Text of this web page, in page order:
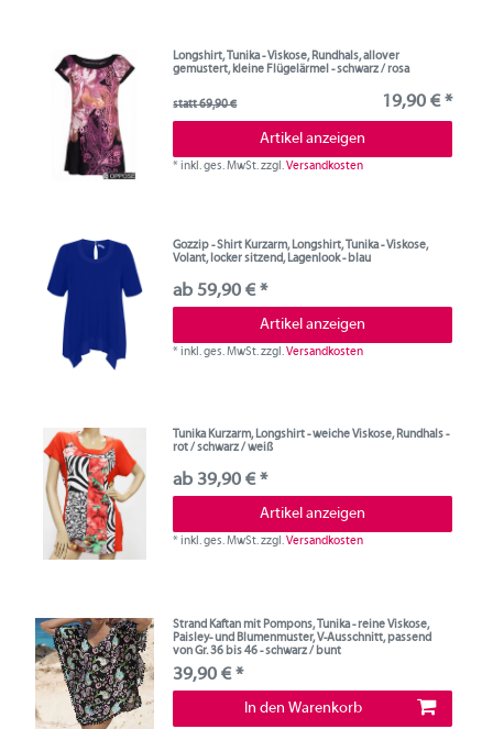
Longshirt, Tunika - Viskose, Rundhals, allover
gemustert, kleine Flügelärmel - schwarz / rosa
statt 69,90 € 19,90 € *
Artikel anzeigen
*inkl. ges. MwSt.zzgl.Versandkosten
Gozzip - Shirt Kurzarm, Longshirt, Tunika - Viskose,
Volant, locker sitzend, Lagenlook - blau
ab 59,90 € *
Artikel anzeigen
*inkl. ges. MwSt.zzgl.Versandkosten
Tunika Kurzarm, Longshirt - weiche Viskose, Rundhals -
rot / schwarz / weiß
ab 39,90 € *
Artikel anzeigen
*inkl. ges. MwSt.zzgl.Versandkosten
Strand Kaftan mit Pompons, Tunika - reine Viskose,
Paisley- und Blumenmuster, V-Ausschnitt, passend
von Gr. 36 bis 46 - schwarz / bunt
39,90 € *
In den Warenkorb